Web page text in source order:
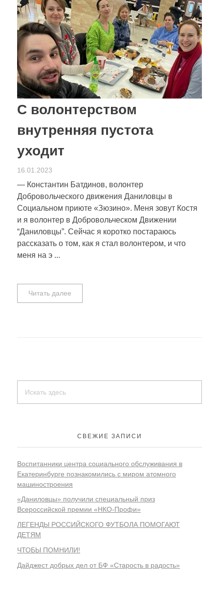
С волонтерством
внутренняя пустота
уходит
16.01.2023
— Константин Батдинов, волонтер
Добровольческого движения Даниловцы в
Социальном приюте «Зюзино». Меня зовут Костя
и я волонтер в Добровольческом Движении
“Даниловцы”. Сейчас я коротко постараюсь
рассказать о том, как я стал волонтером, и что
меня на э ...
Читать далее
СВЕЖИЕ ЗАПИСИ
Воспитанники центра социального обслуживания в
Екатеринбурге познакомились с миром атомного
машиностроения
«Даниловцы» получили специальный приз
Всероссийской премии «НКО-Профи»
ЛЕГЕНДЫ РОССИЙСКОГО ФУТБОЛА ПОМОГАЮТ
ДЕТЯМ
ЧТОБЫ ПОМНИЛИ!
Дайджест добрых дел от БФ «Старость в радость»